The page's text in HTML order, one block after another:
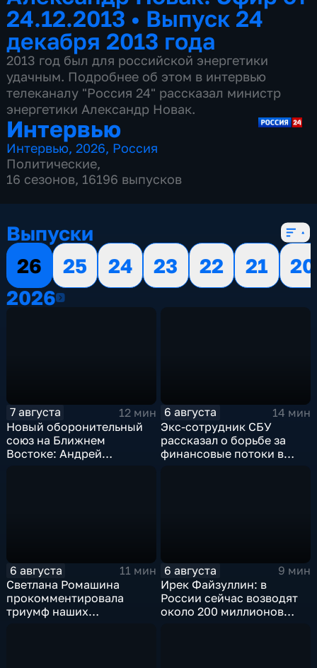
24.12.2013 • Выпуск 24
декабря 2013 года
2013 год был для российской энергетики
удачным. Подробнее об этом в интервью
телеканалу "Россия 24" рассказал министр
энергетики Александр Новак.
Интервью
Интервью,2026, Россия
Политические,
16 сезонов, 16196 выпусков
Выпуски
26
25 24 23 22 21
20
20262026
7 августа
12 мин
Новый оборонительный
союз на Ближнем
Востоке: Андрей
6 августа
14 мин
Экс-сотрудник СБУ
рассказал о борьбе за
финансовые потоки в
6 августа
11 мин
Светлана Ромашина
прокомментировала
триумф наших
6 августа
9 мин
Ирек Файзуллин: в
России сейчас возводят
около 200 миллионов